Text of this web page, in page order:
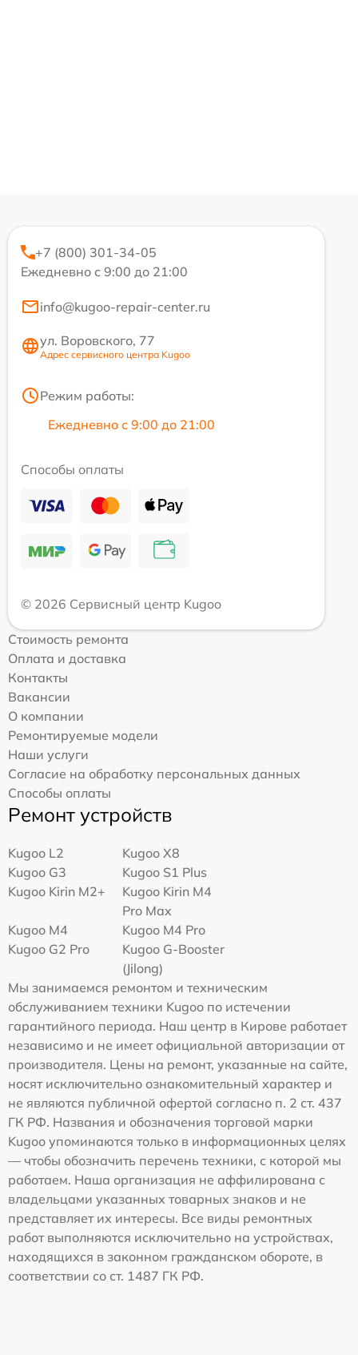
+7 (800) 301-34-05
Ежедневно с 9:00 до 21:00
info@kugoo-repair-center.ru
ул. Воровского, 77
Адрес сервисного центра Kugoo
Режим работы:
Ежедневно с 9:00 до 21:00
Способы оплаты
© 2026 Сервисный центр Kugoo
Стоимость ремонта
Оплата и доставка
Контакты
Вакансии
О компании
Ремонтируемые модели
Наши услуги
Согласие на обработку персональных данных
Способы оплаты
Ремонт устройств
Kugoo L2
Kugoo X8
Kugoo G3
Kugoo S1 Plus
Kugoo Kirin M2+
Kugoo Kirin M4
Pro Max
Kugoo M4
Kugoo M4 Pro
Kugoo G2 Pro
Kugoo G-Booster
(Jilong)
Мы занимаемся ремонтом и техническим
обслуживанием техники Kugoo по истечении
гарантийного периода. Наш центр в Кирове работает
независимо и не имеет официальной авторизации от
производителя. Цены на ремонт, указанные на сайте,
носят исключительно ознакомительный характер и
не являются публичной офертой согласно п. 2 ст. 437
ГК РФ. Названия и обозначения торговой марки
Kugoo упоминаются только в информационных целях
— чтобы обозначить перечень техники, с которой мы
работаем. Наша организация не аффилирована с
владельцами указанных товарных знаков и не
представляет их интересы. Все виды ремонтных
работ выполняются исключительно на устройствах,
находящихся в законном гражданском обороте, в
соответствии со ст. 1487 ГК РФ.